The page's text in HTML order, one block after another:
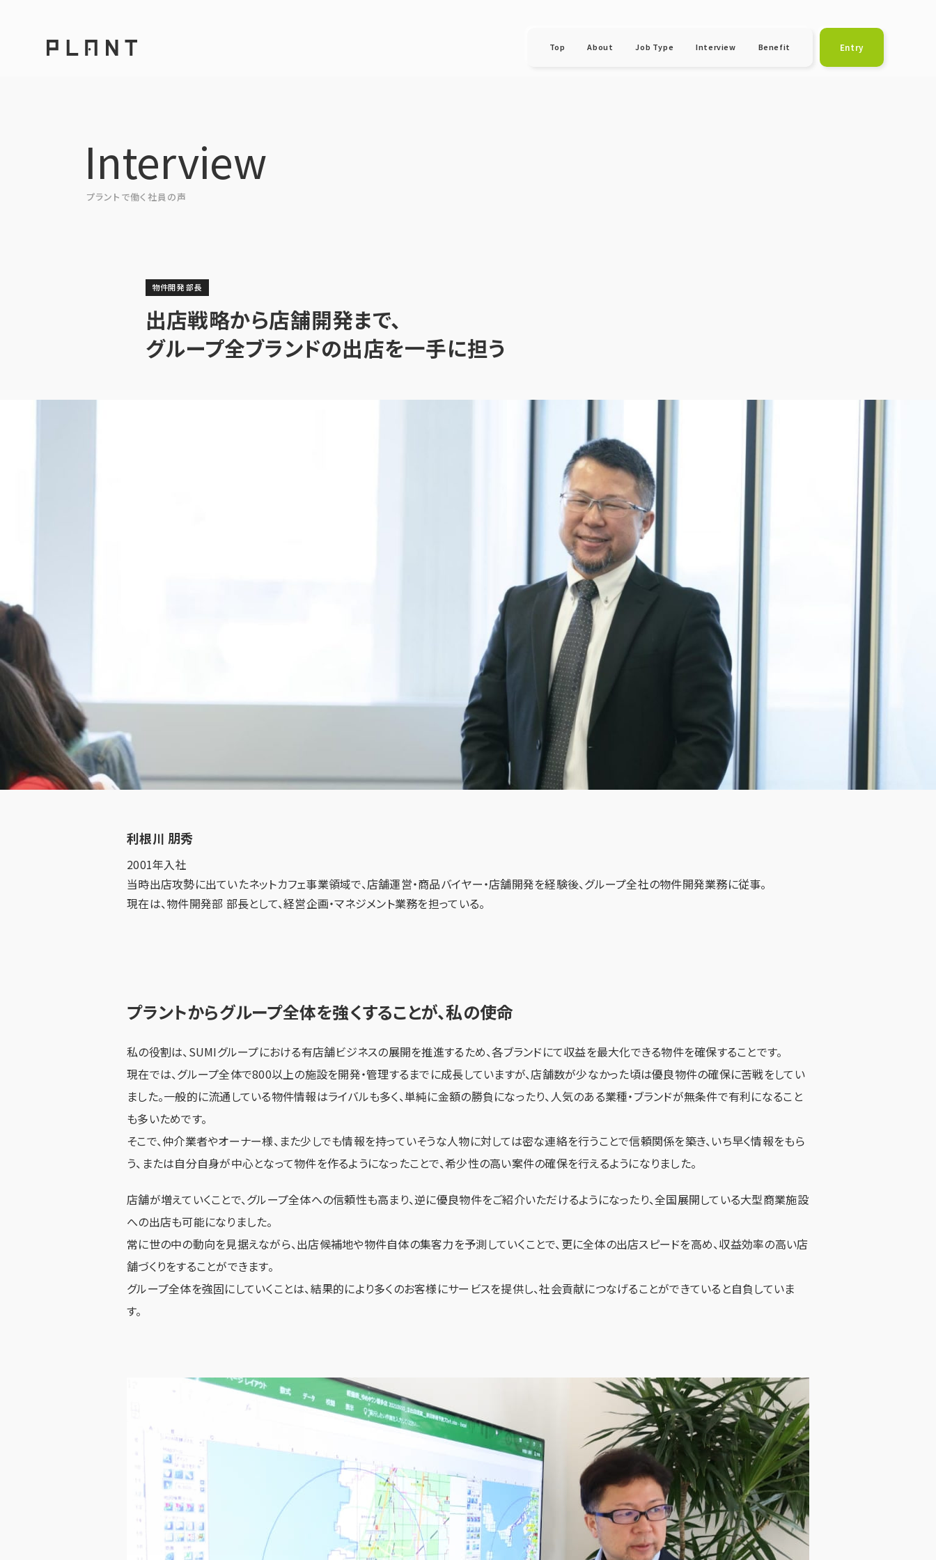
Top About Job Type Interview Benefit Entry
リクルート トップ
About
プラントについて
Interview
Entry
採用エントリー
Interview
Interview
プラントで働く社員の声
物件開発 部長
出店戦略から店舗開発まで、
グループ全ブランドの出店を一手に担う
利根川 朋秀
2001年入社
当時出店攻勢に出ていたネットカフェ事業領域で、店舗運営・商品バイヤー・店舗開発を経験後、グループ全社の物件開発業務に従事。
現在は、物件開発部 部長として、経営企画・マネジメント業務を担っている。
プラントからグループ全体を強くすることが、私の使命
私の役割は、SUMIグループにおける有店舗ビジネスの展開を推進するため、各ブランドにて収益を最大化できる物件を確保することです。
現在では、グループ全体で800以上の施設を開発・管理するまでに成長していますが、店舗数が少なかった頃は優良物件の確保に苦戦をしてい
ました。一般的に流通している物件情報はライバルも多く、単純に金額の勝負になったり、人気のある業種・ブランドが無条件で有利になること
も多いためです。
そこで、仲介業者やオーナー様、また少しでも情報を持っていそうな人物に対しては密な連絡を行うことで信頼関係を築き、いち早く情報をもら
う、または自分自身が中心となって物件を作るようになったことで、希少性の高い案件の確保を行えるようになりました。
店舗が増えていくことで、グループ全体への信頼性も高まり、逆に優良物件をご紹介いただけるようになったり、全国展開している大型商業施設
への出店も可能になりました。
常に世の中の動向を見据えながら、出店候補地や物件自体の集客力を予測していくことで、更に全体の出店スピードを高め、収益効率の高い店
舗づくりをすることができます。
グループ全体を強固にしていくことは、結果的により多くのお客様にサービスを提供し、社会貢献につなげることができていると自負していま
す。